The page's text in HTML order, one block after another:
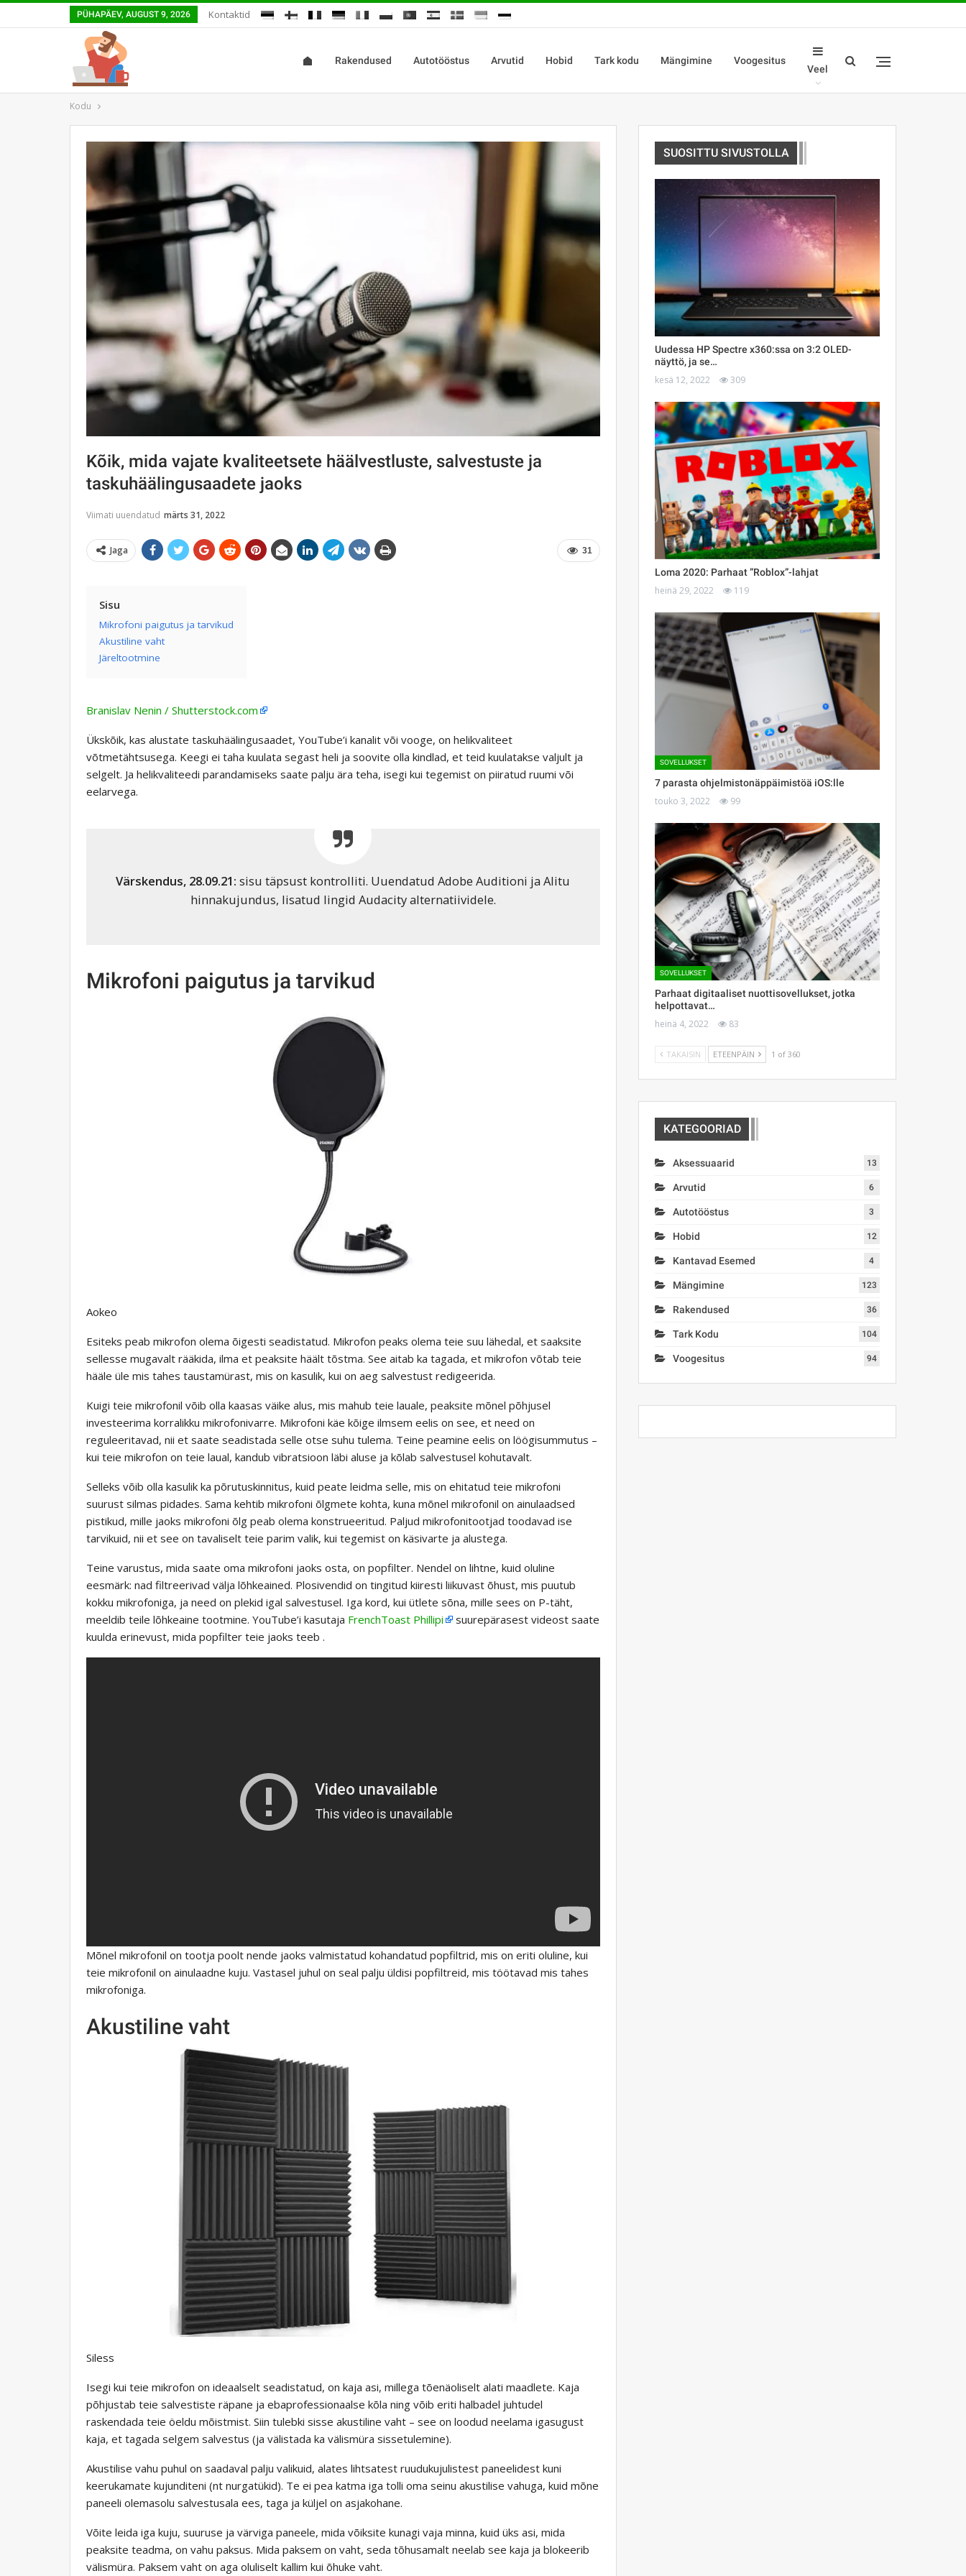
PÜHAPÄEV, AUGUST 9, 2026 Kontaktid
Rakendused Autotööstus Arvutid Hobid Tark kodu Mängimine Voogesitus
Veel
Kodu
Kõik, mida vajate kvaliteetsete häälvestluste, salvestuste ja
taskuhäälingusaadete jaoks
Viimati uuendatud märts 31, 2022
31
Jaga
Sisu
Mikrofoni paigutus ja tarvikud
Akustiline vaht
Järeltootmine
Branislav Nenin / Shutterstock.com
Ükskõik, kas alustate taskuhäälingusaadet, YouTube’i kanalit või vooge, on helikvaliteet
võtmetähtsusega. Keegi ei taha kuulata segast heli ja soovite olla kindlad, et teid kuulatakse valjult ja
selgelt. Ja helikvaliteedi parandamiseks saate palju ära teha, isegi kui tegemist on piiratud ruumi või
eelarvega.
Värskendus, 28.09.21: sisu täpsust kontrolliti. Uuendatud Adobe Auditioni ja Alitu
hinnakujundus, lisatud lingid Audacity alternatiividele.
Mikrofoni paigutus ja tarvikud
Aokeo
Esiteks peab mikrofon olema õigesti seadistatud. Mikrofon peaks olema teie suu lähedal, et saaksite
sellesse mugavalt rääkida, ilma et peaksite häält tõstma. See aitab ka tagada, et mikrofon võtab teie
hääle üle mis tahes taustamürast, mis on kasulik, kui on aeg salvestust redigeerida.
Kuigi teie mikrofonil võib olla kaasas väike alus, mis mahub teie lauale, peaksite mõnel põhjusel
investeerima korralikku mikrofonivarre. Mikrofoni käe kõige ilmsem eelis on see, et need on
reguleeritavad, nii et saate seadistada selle otse suhu tulema. Teine peamine eelis on löögisummutus –
kui teie mikrofon on teie laual, kandub vibratsioon läbi aluse ja kõlab salvestusel kohutavalt.
Selleks võib olla kasulik ka põrutuskinnitus, kuid peate leidma selle, mis on ehitatud teie mikrofoni
suurust silmas pidades. Sama kehtib mikrofoni õlgmete kohta, kuna mõnel mikrofonil on ainulaadsed
pistikud, mille jaoks mikrofoni õlg peab olema konstrueeritud. Paljud mikrofonitootjad toodavad ise
tarvikuid, nii et see on tavaliselt teie parim valik, kui tegemist on käsivarte ja alustega.
Teine varustus, mida saate oma mikrofoni jaoks osta, on popfilter. Nendel on lihtne, kuid oluline
eesmärk: nad filtreerivad välja lõhkeained. Plosivendid on tingitud kiiresti liikuvast õhust, mis puutub
kokku mikrofoniga, ja need on plekid igal salvestusel. Iga kord, kui ütlete sõna, mille sees on P-täht,
meeldib teile lõhkeaine tootmine. YouTube’i kasutaja FrenchToast Phillipi
suurepärasest videost saate
kuulda erinevust, mida popfilter teie jaoks teeb .
Mõnel mikrofonil on tootja poolt nende jaoks valmistatud kohandatud popfiltrid, mis on eriti oluline, kui
teie mikrofonil on ainulaadne kuju. Vastasel juhul on seal palju üldisi popfiltreid, mis töötavad mis tahes
mikrofoniga.
Akustiline vaht
Siless
Isegi kui teie mikrofon on ideaalselt seadistatud, on kaja asi, millega tõenäoliselt alati maadlete. Kaja
põhjustab teie salvestiste räpane ja ebaprofessionaalse kõla ning võib eriti halbadel juhtudel
raskendada teie öeldu mõistmist. Siin tulebki sisse akustiline vaht – see on loodud neelama igasugust
kaja, et tagada selgem salvestus (ja välistada ka välismüra sissetulemine).
Akustilise vahu puhul on saadaval palju valikuid, alates lihtsatest ruudukujulistest paneelidest kuni
keerukamate kujunditeni (nt nurgatükid). Te ei pea katma iga tolli oma seinu akustilise vahuga, kuid mõne
paneeli olemasolu salvestusala ees, taga ja küljel on asjakohane.
Võite leida iga kuju, suuruse ja värviga paneele, mida võiksite kunagi vaja minna, kuid üks asi, mida
peaksite teadma, on vahu paksus. Mida paksem on vaht, seda tõhusamalt neelab see kaja ja blokeerib
välismüra. Paksem vaht on aga oluliselt kallim kui õhuke vaht.
SUOSITTU SIVUSTOLLA
Uudessa HP Spectre x360:ssa on 3:2 OLED-
näyttö, ja se…
kesä 12, 2022 309
Loma 2020: Parhaat ”Roblox”-lahjat
heinä 29, 2022 119
SOVELLUKSET
7 parasta ohjelmistonäppäimistöä iOS:lle
touko 3, 2022 99
SOVELLUKSET
Parhaat digitaaliset nuottisovellukset, jotka
helpottavat…
heinä 4, 2022 83
TAKAISIN ETEENPÄIN 1 of 360
KATEGOORIAD
Aksessuaarid 13
Arvutid 6
Autotööstus 3
Hobid 12
Kantavad Esemed 4
Mängimine 123
Rakendused 36
Tark Kodu 104
Voogesitus 94